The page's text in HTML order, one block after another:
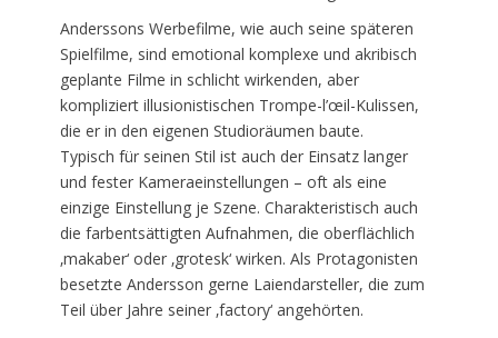
Anderssons Werbefilme, wie auch seine späteren
Spielfilme, sind emotional komplexe und akribisch
geplante Filme in schlicht wirkenden, aber
kompliziert illusionistischen Trompe-l’œil-Kulissen,
die er in den eigenen Studioräumen baute.
Typisch für seinen Stil ist auch der Einsatz langer
und fester Kameraeinstellungen – oft als eine
einzige Einstellung je Szene. Charakteristisch auch
die farbentsättigten Aufnahmen, die oberflächlich
‚makaber‘ oder ‚grotesk‘ wirken. Als Protagonisten
besetzte Andersson gerne Laiendarsteller, die zum
Teil über Jahre seiner ‚factory‘ angehörten.